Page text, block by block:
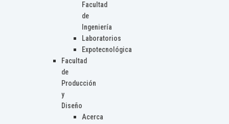
Facultad
de
Ingeniería
Laboratorios
Expotecnológica
Facultad
de
Producción
y
Diseño
Acerca